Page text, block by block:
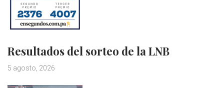
Resultados del sorteo de la LNB
5 agosto, 2026